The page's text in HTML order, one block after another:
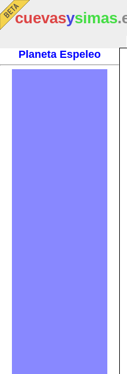
cuevasysimas
Planeta Espeleo